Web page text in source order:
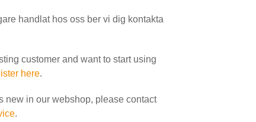
handlat hos oss ber vi dig kontakta
customer and want to start using
here.
new in our webshop, please contact
.